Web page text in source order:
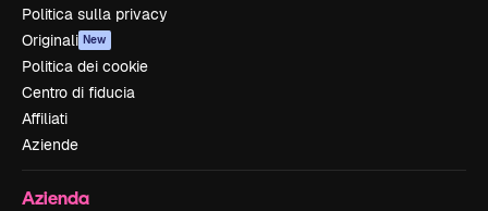
Politica sulla privacy
Originali New
Politica dei cookie
Centro di fiducia
Affiliati
Aziende
Azienda